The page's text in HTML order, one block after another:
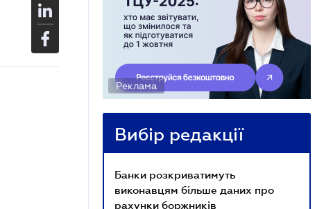
Реклама
Вибір редакції
Банки розкриватимуть
виконавцям більше даних про
рахунки боржників